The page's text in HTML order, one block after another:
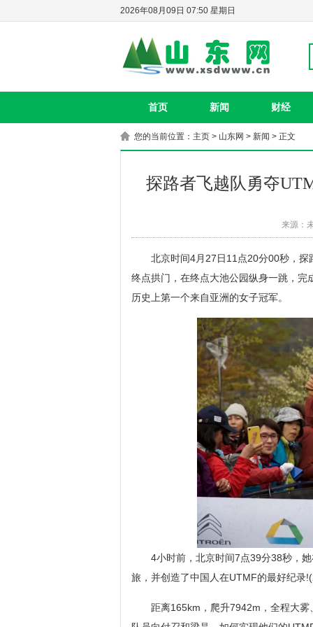
2026年08月09日 07:50 星期日
首页 新闻 财经
您的当前位置： 主页 > 山东网 > 新闻 > 正文
探路者飞越队勇夺
来源：
北京时间4月27日11点20分00秒，
终点拱门，在终点大池公园纵身一跳，
历史上第一个来自亚洲的女子冠军。
4小时前，北京时间7点39分38秒，
旅，并创造了中国人在UTMF的最好纪录
距离165km，爬升7942m，全程大